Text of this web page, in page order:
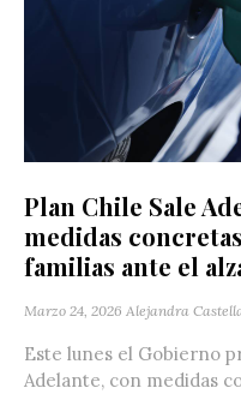
Plan Chile Sale
medidas
familias ante el
Marzo 24, 2026 Alejandra
Este lunes el Gobierno
Adelante, con medidas